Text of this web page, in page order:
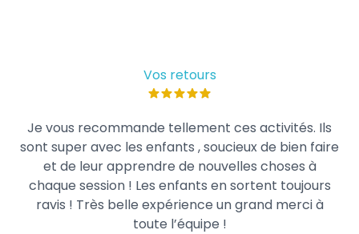
Vos retours
Je vous recommande tellement ces activités. Ils
sont super avec les enfants , soucieux de bien faire
et de leur apprendre de nouvelles choses à
chaque session ! Les enfants en sortent toujours
ravis ! Très belle expérience un grand merci à
toute l’équipe !